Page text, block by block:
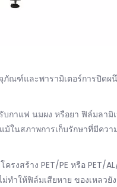
ฑ์และพารามิเตอร์การปิดผ
กาแฟ นมผง หรือยา ฟิล์มลา
ม้ในสภาพการเก็บรักษาที่มีคว
สร้าง PET/PE หรือ PET/
ำให้ฟิล์มเสียหาย ของเหลว